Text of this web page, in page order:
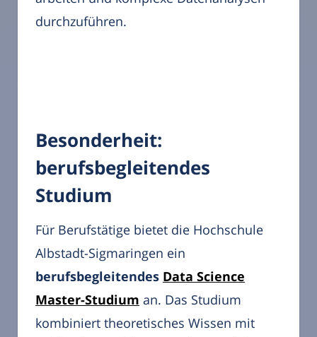
durchzuführen.
Besonderheit:
berufsbegleitendes
Studium
Für Berufstätige bietet die Hochschule
Albstadt-Sigmaringen ein
berufsbegleitendes Data Science
Master-Studium an. Das Studium
kombiniert theoretisches Wissen mit